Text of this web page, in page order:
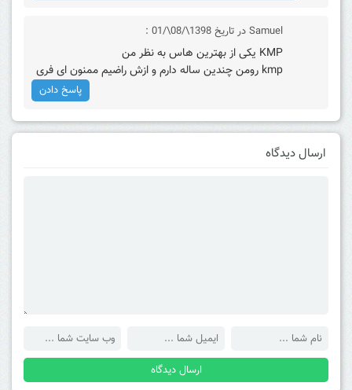
Samuel در تاریخ 1398\/08\/01 :
KMP یکی از بهترین هاس به نظر من
kmp رومن چندین ساله دارم و ازش راضیم ممنون ای فری
پاسخ دادن
ارسال دیدگاه